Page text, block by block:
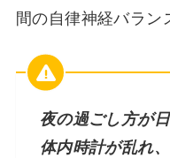
間の自律神経バラン
夜の過ごし方が
体内時計が乱れ